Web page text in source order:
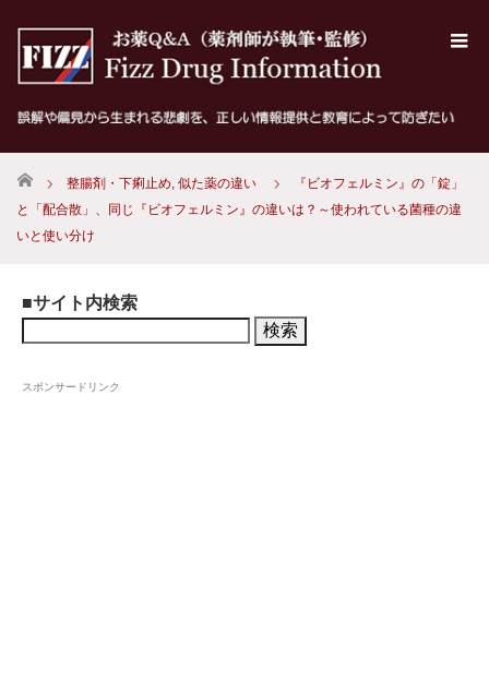
ホーム 整腸剤・下痢止め, 似た薬の違い
『ビオフェルミン』の「錠」
と「配合散」、同じ『ビオフェルミン』の違いは？～使われている菌種の違
いと使い分け
■サイト内検索
スポンサードリンク